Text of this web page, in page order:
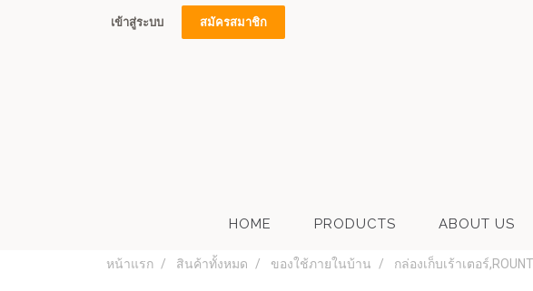
เข้าสู่ระบบ สมัครสมาชิก
HOME PRODUCTS ABOUT US
หน้าแรก สินค้าทั้งหมด ของใช้ภายในบ้าน กล่องเก็บเร้าเตอร์